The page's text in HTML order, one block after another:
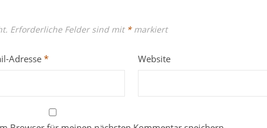
Erforderliche Felder sind mit *markiert
Adresse * Website